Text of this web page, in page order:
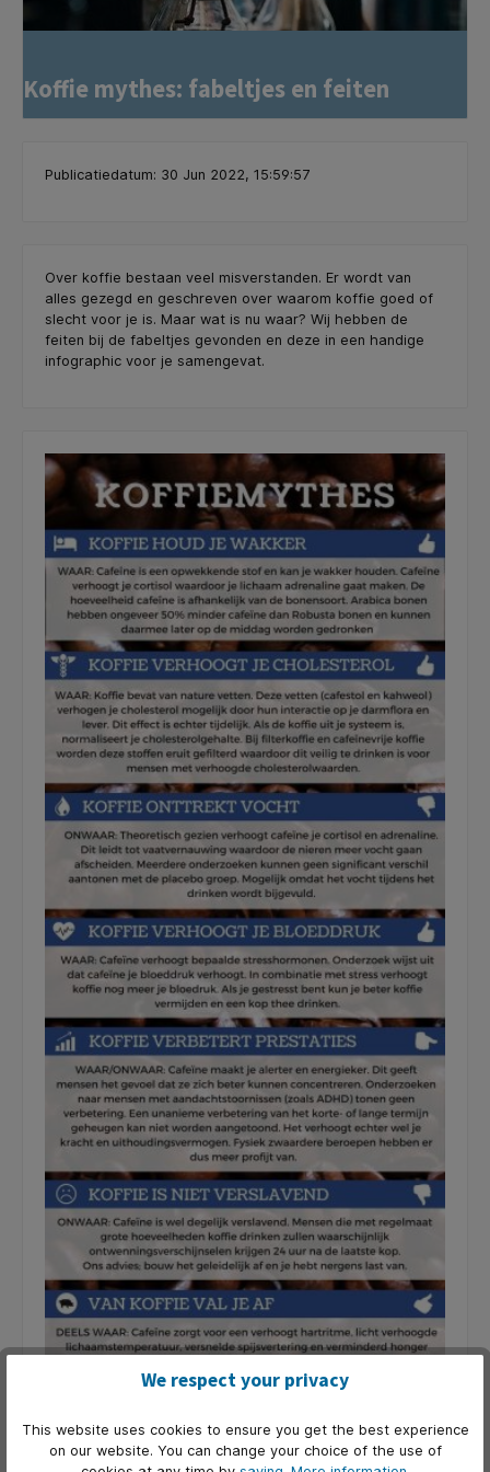
Koffie mythes: fabeltjes en feiten
Publicatiedatum: 30 Jun 2022, 15:59:57
Over koffie bestaan veel misverstanden. Er wordt van
alles gezegd en geschreven over waarom koffie goed of
slecht voor je is. Maar wat is nu waar? Wij hebben de
feiten bij de fabeltjes gevonden en deze in een handige
infographic voor je samengevat.
We respect your privacy
This website uses cookies to ensure you get the best experience
on our website. You can change your choice of the use of